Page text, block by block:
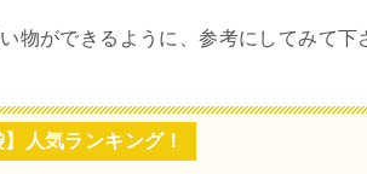
物ができるように、参考にしてみて下
】人気ランキング！